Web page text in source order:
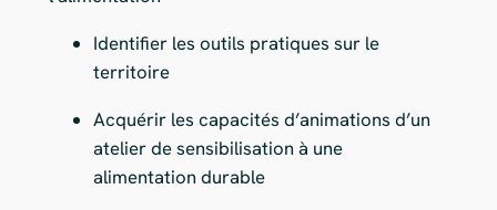
Identifier les outils pratiques sur le
territoire
Acquérir les capacités d’animations d’un
atelier de sensibilisation à une
alimentation durable